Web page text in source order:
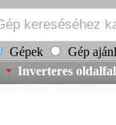
Gépek
Gép
Inverteres